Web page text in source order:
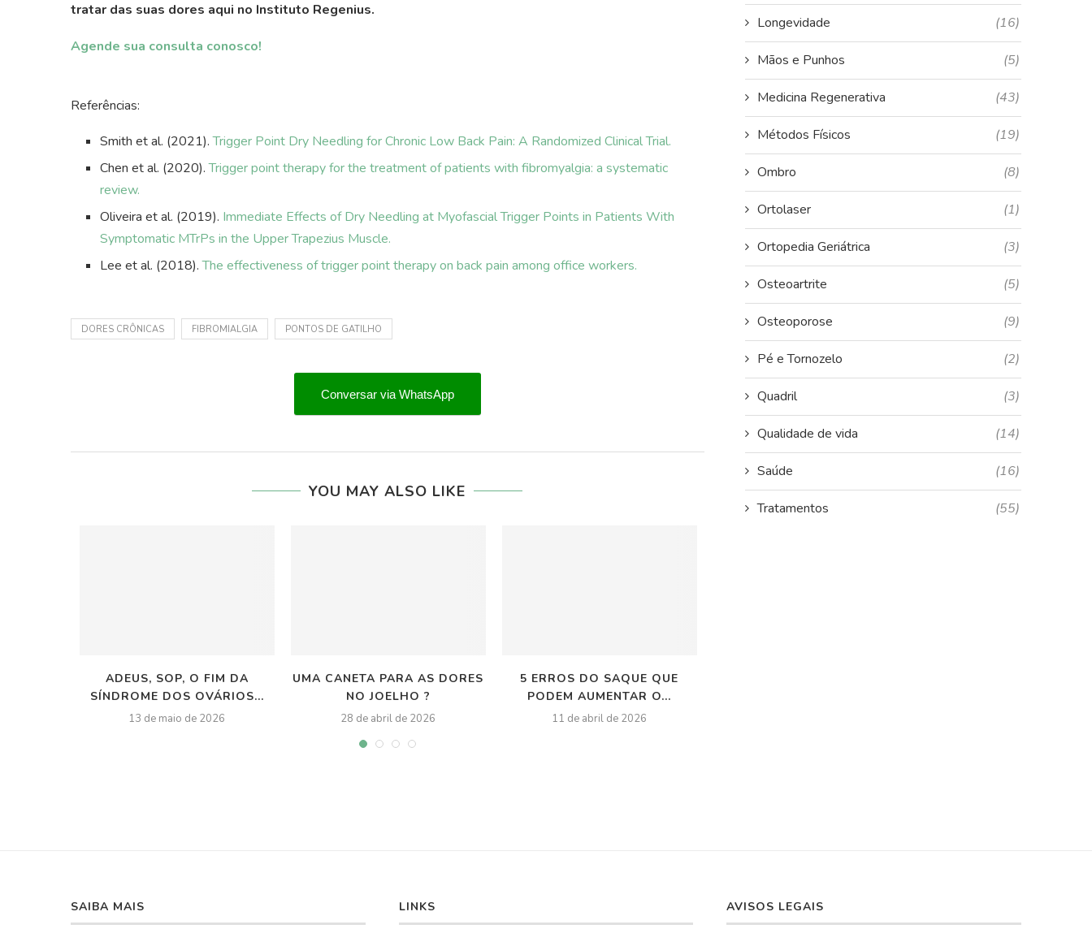
tratar das suas dores aqui no Instituto Regenius.
Agende sua consulta conosco!
Referências:
Smith et al. (2021).Trigger Point Dry Needling for Chronic Low Back Pain: A Randomized Clinical Trial.
Chen et al. (2020).Trigger point therapy for the treatment of patients with fibromyalgia: a systematic
review.
Oliveira et al. (2019). Immediate Effects of Dry Needling at Myofascial Trigger Points in Patients With
Symptomatic MTrPs in the Upper Trapezius Muscle.
Lee et al. (2018).The effectiveness of trigger point therapy on back pain among office workers.
DORES CRÔNICAS FIBROMIALGIA PONTOS DE GATILHO
Conversar via WhatsApp
YOU MAY ALSO LIKE
ADEUS, SOP, O FIM DA
SÍNDROME DOS OVÁRIOS...
13 de maio de 2026
UMA CANETA PARA AS DORES
NO JOELHO ?
28 de abril de 2026
5 ERROS DO SAQUE QUE
PODEM AUMENTAR O...
11 de abril de 2026
Longevidade (16)
Mãos e Punhos (5)
Medicina Regenerativa (43)
Métodos Físicos (19)
Ombro (8)
Ortolaser (1)
Ortopedia Geriátrica (3)
Osteoartrite (5)
Osteoporose (9)
Pé e Tornozelo (2)
Quadril (3)
Qualidade de vida (14)
Saúde (16)
Tratamentos (55)
SAIBA MAIS LINKS AVISOS LEGAIS